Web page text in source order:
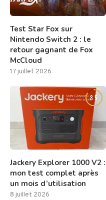
Test Star Fox sur
Nintendo Switch 2 : le
retour gagnant de Fox
McCloud
17 juillet 2026
8.5
Jackery Explorer 1000 V2 :
mon test complet après
un mois d’utilisation
8 juillet 2026